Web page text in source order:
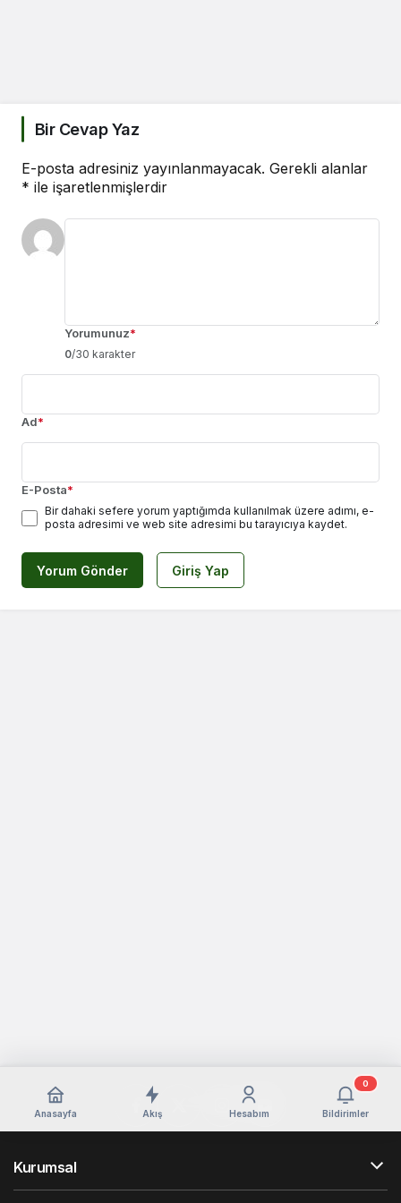
Bir Cevap Yaz
E-posta adresiniz yayınlanmayacak. Gerekli alanlar
* ile işaretlenmişlerdir
Yorumunuz*
0/30 karakter
Ad*
E-Posta*
Bir dahaki sefere yorum yaptığımda kullanılmak üzere adımı, e-
posta adresimi ve web site adresimi bu tarayıcıya kaydet.
Yorum Gönder Giriş Yap
Anasayfa Akış Hesabım Bildirimler
0
Kurumsal